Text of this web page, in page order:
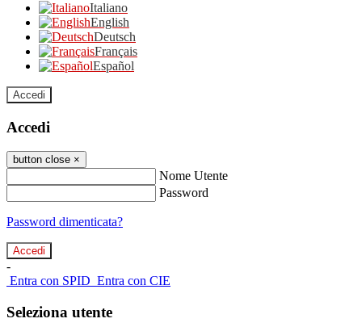
Italiano
English
Deutsch
Français
Español
Accedi
Accedi
button close ×
Nome Utente
Password
Password dimenticata?
-
Entra con SPID Entra con CIE
Seleziona utente